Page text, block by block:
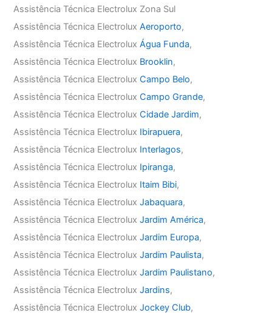
Assistência Técnica Electrolux Zona Sul
Assistência Técnica ElectroluxAeroporto,
Assistência Técnica ElectroluxÁgua Funda,
Assistência Técnica Electrolux Brooklin,
Assistência Técnica ElectroluxCampo Belo,
Assistência Técnica ElectroluxCampo Grande,
Assistência Técnica ElectroluxCidade Jardim,
Assistência Técnica Electrolux Ibirapuera,
Assistência Técnica Electrolux Interlagos,
Assistência Técnica Electrolux Ipiranga,
Assistência Técnica Electrolux Itaim Bibi,
Assistência Técnica ElectroluxJabaquara,
Assistência Técnica ElectroluxJardim América,
Assistência Técnica ElectroluxJardim Europa,
Assistência Técnica ElectroluxJardim Paulista,
Assistência Técnica ElectroluxJardim Paulistano,
Assistência Técnica ElectroluxJardins,
Assistência Técnica ElectroluxJockey Club,